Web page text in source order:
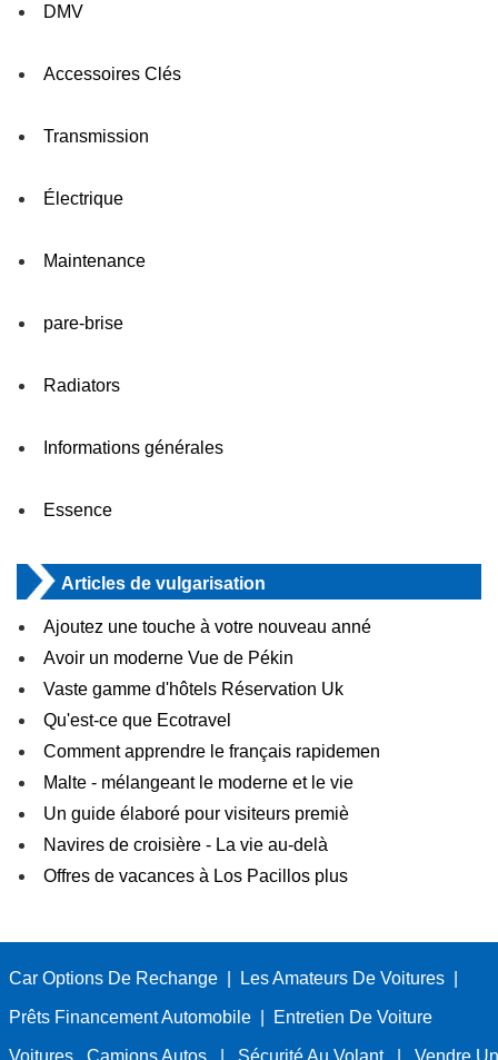
DMV
Accessoires Clés
Transmission
Électrique
Maintenance
pare-brise
Radiators
Informations générales
Essence
Articles de vulgarisation
Ajoutez une touche à votre nouveau anné
Avoir un moderne Vue de Pékin
Vaste gamme d'hôtels Réservation Uk
Qu'est-ce que Ecotravel
Comment apprendre le français rapidemen
Malte - mélangeant le moderne et le vie
Un guide élaboré pour visiteurs premiè
Navires de croisière - La vie au-delà
Offres de vacances à Los Pacillos plus
Car Options De Rechange Les Amateurs De Voitures
Prêts Financement Automobile Entretien De Voiture
Voitures , Camions Autos Sécurité Au Volant Vendre